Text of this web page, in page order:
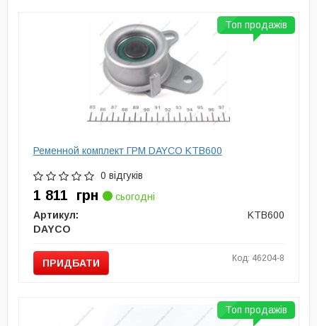
Ременной комплект ГРМ DAYCO KTB600
0 відгуків
1 811 грн
сьогодні
Артикул:
KTB600
DAYCO
ПРИДБАТИ Код: 46204-8
Топ продажів
Топ продажів